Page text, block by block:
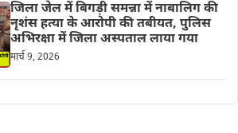
जिला जेल में बिगड़ी समन्ना में नाबालिग की
नृशंस हत्या के आरोपी की तबीयत, पुलिस
अभिरक्षा में जिला अस्पताल लाया गया
मार्च 9, 2026